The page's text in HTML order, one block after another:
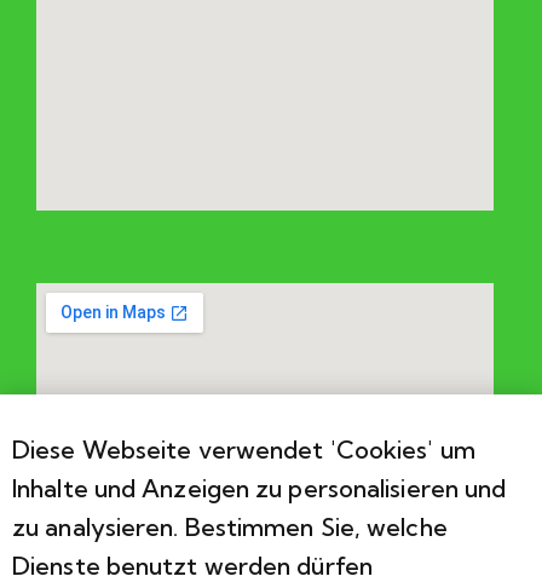
Diese Webseite verwendet 'Cookies' um
Inhalte und Anzeigen zu personalisieren und
zu analysieren. Bestimmen Sie, welche
Dienste benutzt werden dürfen